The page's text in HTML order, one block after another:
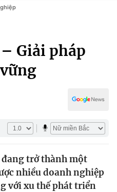
Giải pháp
trở thành một
nhiều doanh nghiệp
với xu thế phát triển